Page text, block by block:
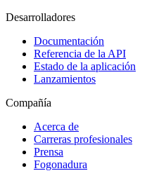
Desarrolladores
Documentación
Referencia de la API
Estado de la aplicación
Lanzamientos
Compañía
Acerca de
Carreras profesionales
Prensa
Fogonadura